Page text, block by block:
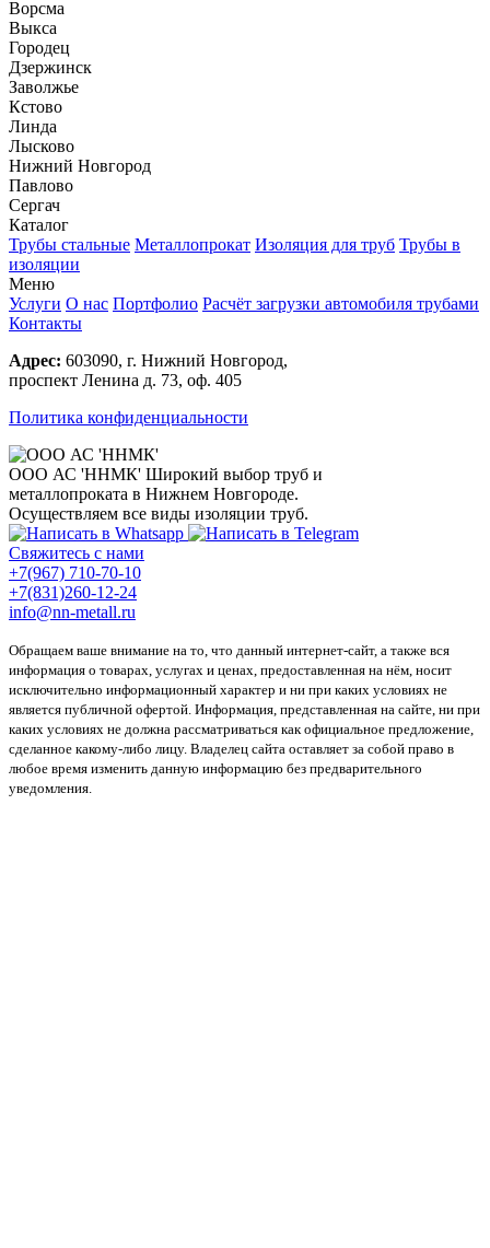
Ворсма
Выкса
Городец
Дзержинск
Заволжье
Кстово
Линда
Лысково
Нижний Новгород
Павлово
Сергач
Каталог
Трубы стальные Металлопрокат Изоляция для труб Трубы в
изоляции
Меню
Услуги О нас Портфолио Расчёт загрузки автомобиля трубами
Контакты
Адрес: 603090, г. Нижний Новгород,
проспект Ленина д. 73, оф. 405
Политика конфиденциальности
ООО АС 'ННМК' Широкий выбор труб и
металлопроката в Нижнем Новгороде.
Осуществляем все виды изоляции труб.
Свяжитесь с нами
+7(967) 710-70-10
+7(831)260-12-24
info@nn-metall.ru
Обращаем ваше внимание на то, что данный интернет-сайт, а также вся
информация о товарах, услугах и ценах, предоставленная на нём, носит
исключительно информационный характер и ни при каких условиях не
является публичной офертой. Информация, представленная на сайте, ни при
каких условиях не должна рассматриваться как официальное предложение,
сделанное какому-либо лицу. Владелец сайта оставляет за собой право в
любое время изменить данную информацию без предварительного
уведомления.